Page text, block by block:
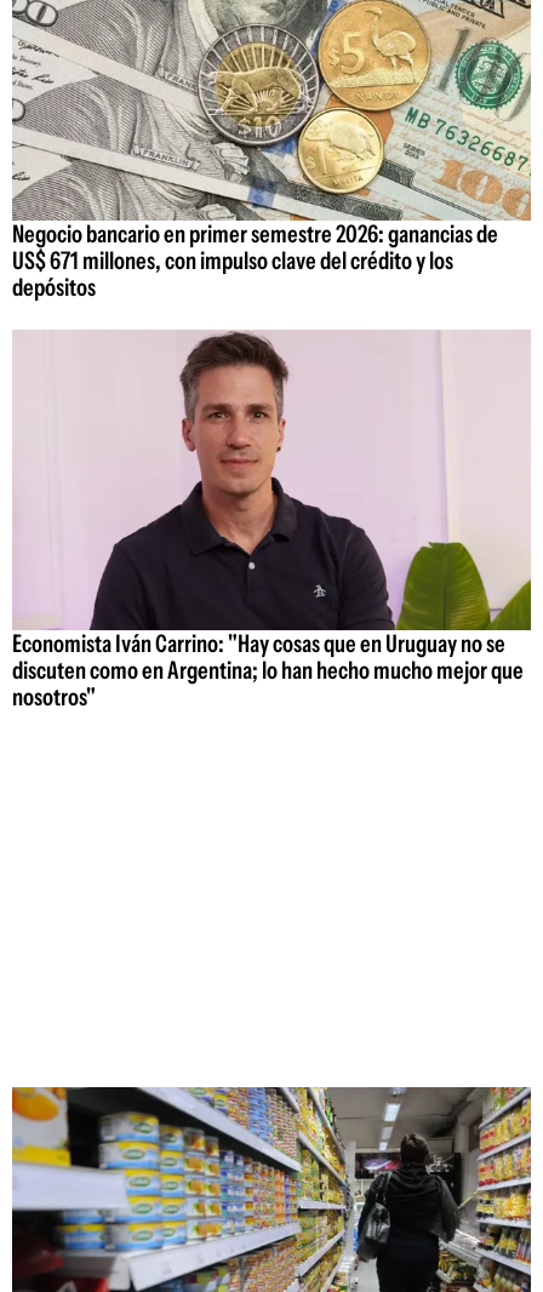
Negocio bancario en primer semestre 2026: ganancias de
US$ 671 millones, con impulso clave del crédito y los
depósitos
Economista Iván Carrino: "Hay cosas que en Uruguay no se
discuten como en Argentina; lo han hecho mucho mejor que
nosotros"